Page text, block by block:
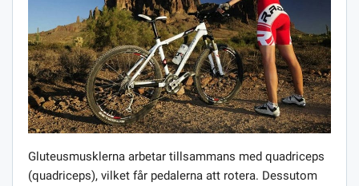
Gluteusmusklerna arbetar tillsammans med quadriceps
(quadriceps), vilket får pedalerna att rotera. Dessutom